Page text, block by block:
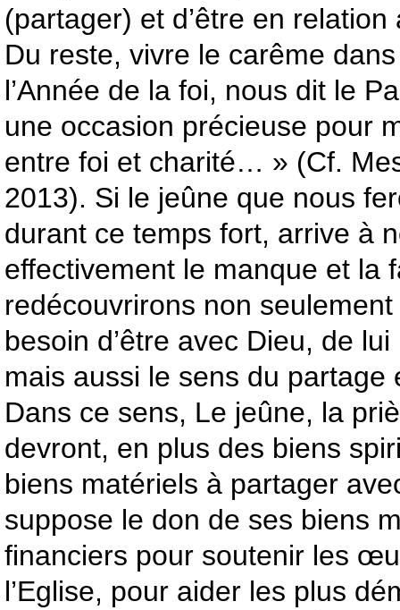
(partager) et d’être en
Du reste, vivre le carême
l’Année de la foi, nous dit le
une occasion précieuse pour
entre foi et charité… » (Cf.
2013). Si le jeûne que nous
durant ce temps fort, arrive à
effectivement le manque et la
redécouvrirons non
besoin d’être avec Dieu, de
mais aussi le sens du partage
Dans ce sens, Le jeûne, la
devront, en plus des biens
biens matériels à partager
suppose le don de ses biens
financiers pour soutenir les
l’Eglise, pour aider les plus